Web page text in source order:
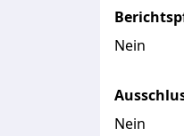
Nein
Nein